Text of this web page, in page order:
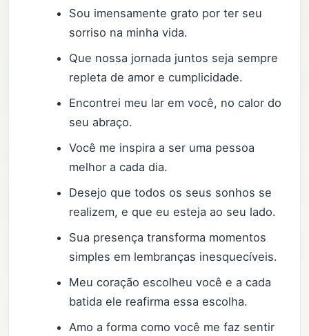
Sou imensamente grato por ter seu
sorriso na minha vida.
Que nossa jornada juntos seja sempre
repleta de amor e cumplicidade.
Encontrei meu lar em você, no calor do
seu abraço.
Você me inspira a ser uma pessoa
melhor a cada dia.
Desejo que todos os seus sonhos se
realizem, e que eu esteja ao seu lado.
Sua presença transforma momentos
simples em lembranças inesquecíveis.
Meu coração escolheu você e a cada
batida ele reafirma essa escolha.
Amo a forma como você me faz sentir